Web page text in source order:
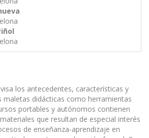
los antecedentes, características y
maletas didácticas como herramientas
portables y autónomos contienen
que resultan de especial interés
de enseñanza-aprendizaje en